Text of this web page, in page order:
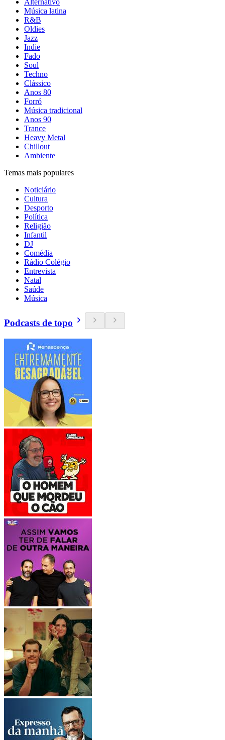
Alternativo
Música latina
R&B
Oldies
Jazz
Indie
Fado
Soul
Techno
Clássico
Anos 80
Forró
Música tradicional
Anos 90
Trance
Heavy Metal
Chillout
Ambiente
Temas mais populares
Noticiário
Cultura
Desporto
Política
Religião
Infantil
DJ
Comédia
Rádio Colégio
Entrevista
Natal
Saúde
Música
Podcasts de topo